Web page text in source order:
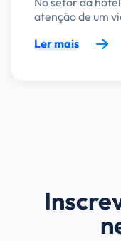
atenção de um
Ler mais